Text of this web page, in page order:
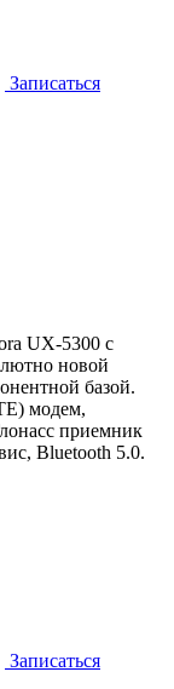
Записаться
UX-5300 с
новой
базой.
модем,
приемник
Bluetooth 5.0.
Записаться